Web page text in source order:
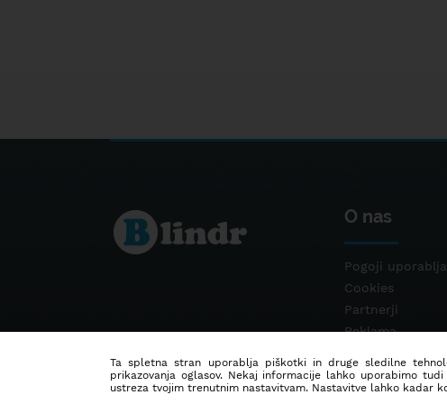
O nas
Pogoji
Cookies
Partnerji
Reklama
Ta spletna stran uporablja piškotki in druge sledilne
prikazovanja oglasov. Nekaj informacije lahko uporabimo
ustreza tvojim trenutnim nastavitvam. Nastavitve lahko kadar